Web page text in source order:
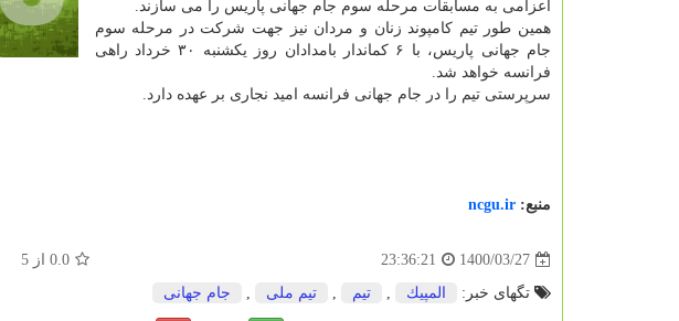
اعزامی به مسابقات مرحله سوم جام جهانی پاریس را می سازند.
همین طور تیم کامپوند زنان و مردان نیز جهت شرکت در مرحله سوم
جام جهانی پاریس، با ۶ کماندار بامدادان روز یکشنبه ۳۰ خرداد راهی
فرانسه خواهد شد.
سرپرستی تیم را در جام جهانی فرانسه امید نجاری بر عهده دارد.
منبع: ncgu.ir
1400/03/27
23:36:21
0.0 از5
تگهای خبر: المپیك , تیم , تیم ملی , جام جهانی